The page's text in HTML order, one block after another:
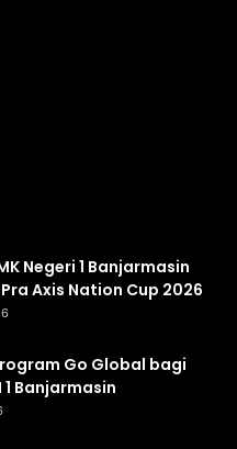
Negeri 1 Banjarmasin
Axis Nation Cup 2026
Go Global bagi
1 Banjarmasin